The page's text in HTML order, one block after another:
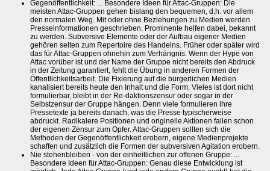
Gegenöffentlichkeit: ... Besondere Ideen für Attac-Gruppen: Die
meisten Attac-Gruppen gehen bislang den bequemen, d.h. vor allem
den normalen Weg. Mit oder ohne Beziehungen zu Medien werden
Presseinformationen geschrieben. Prominente helfen dabei, bekannt
zu werden. Subversive Elemente oder der Aufbau eigener Medien
gehören selten zum Repertoire des Handelns. Früher oder später wird
das für Attac-Gruppen ohnehin zum Verhängnis. Wenn der Hype von
Attac vorüber ist und der Name der Gruppe nicht bereits den Abdruck
in der Zeitung garantiert, fehlt die Übung in anderen Formen der
Öffentlichkeitsarbeit. Die Fixierung auf die bürgerlichen Medien
kanalisiert bereits heute den Inhalt und die Form. Vieles ist dort nicht
formulierbar, bleibt in der Re-daktionszensur oder sogar in der
Selbstzensur der Gruppe hängen. Denn viele formulieren ihre
Pressetexte ja bereits danach, was die Presse typischerweise
abdruckt. Radikalere Positionen und originelle Aktionen fallen schon
der eigenen Zensur zum Opfer. Attac-Gruppen sollten sich die
Methoden der Gegenöffentlichkeit erobern, eigene Medienprojekte
schaffen und zusätzlich die Formen der subversiven Agitation erobern.
Nie stehenbleiben - von der einheitlichen zur offenen Gruppe: ...
Besondere Ideen für Attac-Gruppen: Genau diese Entwicklung ist